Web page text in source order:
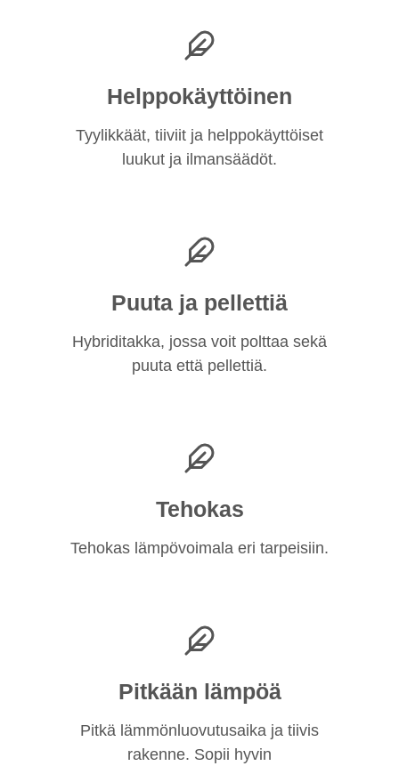
Helppokäyttöinen
Tyylikkäät, tiiviit ja helppokäyttöiset
luukut ja ilmansäädöt.
Puuta ja pellettiä
Hybriditakka, jossa voit polttaa sekä
puuta että pellettiä.
Tehokas
Tehokas lämpövoimala eri tarpeisiin.
Pitkään lämpöä
Pitkä lämmönluovutusaika ja tiivis
rakenne. Sopii hyvin